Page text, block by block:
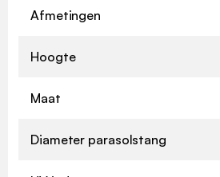
Afmetingen
Hoogte
Maat
Diameter parasolstang